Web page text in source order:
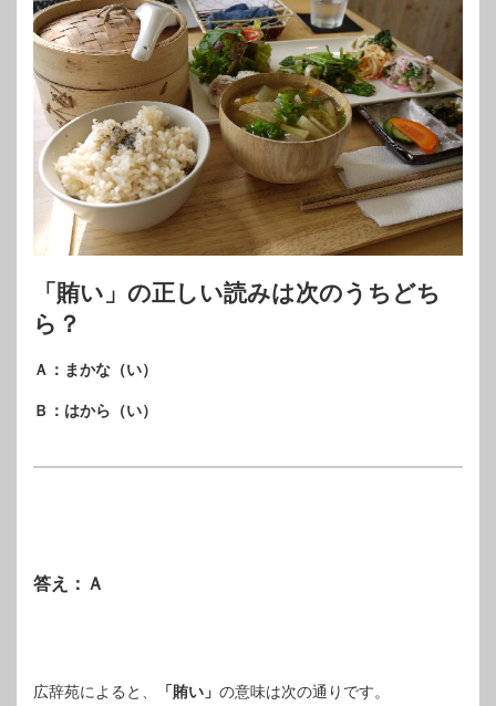
「賄い」の正しい読みは次のうちどち
ら？
Ａ：まかな（い）
Ｂ：はから（い）
答え：Ａ
広辞苑によると、 「賄い」 の意味は次の通りです。